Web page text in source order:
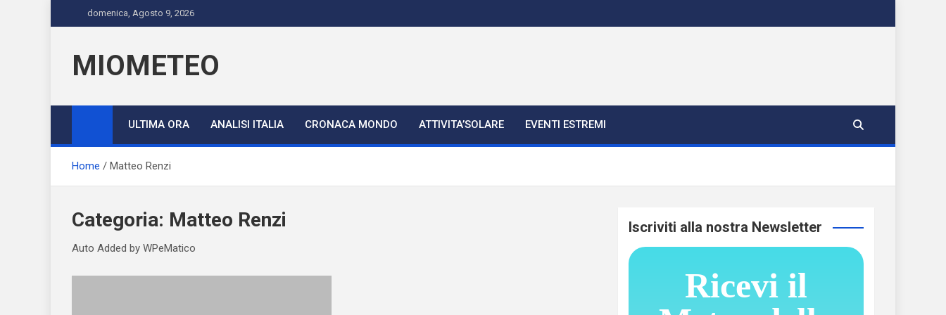
to
domenica, Agosto 9, 2026
MIOMETEO
ULTIMA ORA ANALISI ITALIA CRONACA MONDO ATTIVITA’SOLARE EVENTI ESTREMI
Home Matteo Renzi
Categoria: Matteo Renzi
Auto Added by WPeMatico
Iscriviti alla nostra Newsletter
Ricevi il